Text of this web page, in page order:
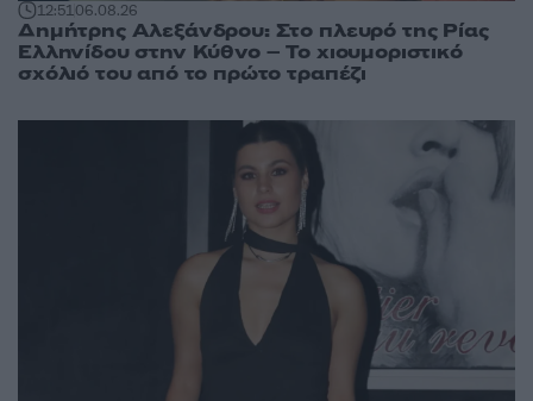
12:5106.08.26
Δημήτρης Αλεξάνδρου: Στο πλευρό της Ρίας
Ελληνίδου στην Κύθνο – Το χιουμοριστικό
σχόλιό του από το πρώτο τραπέζι